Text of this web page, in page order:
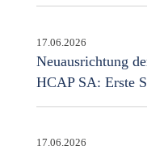
17.06.2026
Neuausrichtung
HCAP SA: Erste
17.06.2026